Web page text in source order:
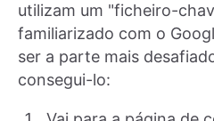
utilizam um "ficheiro-
familiarizado com o
ser a parte mais
consegui-lo: